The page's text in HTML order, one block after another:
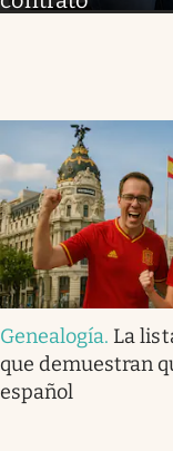
Genealogía. La
que demuestran
español